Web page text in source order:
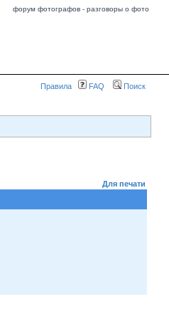
форум фотографов - разговоры о фото
Правила FAQ Поиск
Для печати